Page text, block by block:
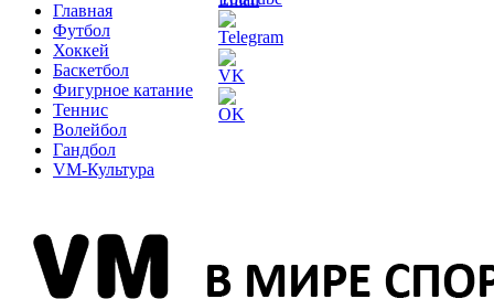
Главная
Футбол
Хоккей
Баскетбол
Фигурное катание
Теннис
Волейбол
Гандбол
VM-Культура